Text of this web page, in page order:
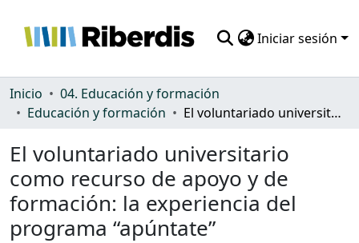
Iniciar sesión
Comunidades
Estadísticas
Inicio
04. Educación y formación
Educación y formación
El voluntariado universitario como recurso de apoyo y de formación: la experiencia del programa “apúntate”
El voluntariado universitario
como recurso de apoyo y de
formación: la experiencia del
programa “apúntate”